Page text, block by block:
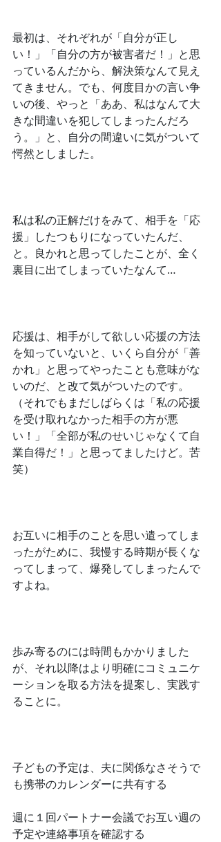
﻿最初は、それぞれが「自分が正し
い！」「自分の方が被害者だ！」と思
っているんだから、解決策なんて見え
てきません。でも、何度目かの言い争
いの後、やっと「ああ、私はなんて大
きな間違いを犯してしまったんだろ
う。」と、自分の間違いに気がついて
愕然としました。
﻿私は私の正解だけをみて、相手を「応
援」したつもりになっていたんだ、
と。良かれと思ってしたことが、全く
裏目に出てしまっていたなんて…
﻿応援は、相手がして欲しい応援の方法
を知っていないと、いくら自分が「善
かれ」と思ってやったことも意味がな
いのだ、と改て気がついたのです。
（それでもまだしばらくは「私の応援
を受け取れなかった相手の方が悪
い！」「全部が私のせいじゃなくて自
業自得だ！」と思ってましたけど。苦
笑）
﻿お互いに相手のことを思い遣ってしま
ったがために、我慢する時期が長くな
ってしまって、爆発してしまったんで
すよね。
﻿歩み寄るのには時間もかかりました
が、それ以降はより明確にコミュニケ
ーションを取る方法を提案し、実践す
ることに。
﻿子どもの予定は、夫に関係なさそうで
も携帯のカレンダーに共有する
﻿週に１回パートナー会議でお互い週の
予定や連絡事項を確認する